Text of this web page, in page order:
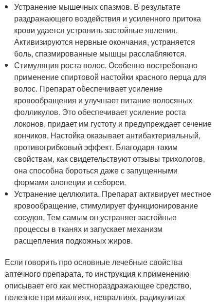
Устранение мышечных спазмов. В результате
раздражающего воздействия и усиленного притока
крови удается устранить застойные явления.
Активизируются нервные окончания, устраняется
боль, спазмированные мышцы расслабляются.
Стимуляция роста волос. Особенно востребовано
применение спиртовой настойки красного перца для
волос. Препарат обеспечивает усиление
кровообращения и улучшает питание волосяных
фолликулов. Это обеспечивает усиление роста
локонов, придает им густоту и предупреждает сечение
кончиков. Настойка оказывает антибактериальный,
противогрибковый эффект. Благодаря таким
свойствам, как свидетельствуют отзывы трихологов,
она способна бороться даже с запущенными
формами алопеции и себореи.
Устранение целлюлита. Препарат активирует местное
кровообращение, стимулирует функционирование
сосудов. Тем самым он устраняет застойные
процессы в тканях и запускает механизм
расщепления подкожных жиров.
Если говорить про основные лечебные свойства
аптечного препарата, то инструкция к применению
описывает его как местнораздражающее средство,
полезное при миалгиях, невралгиях, радикулитах